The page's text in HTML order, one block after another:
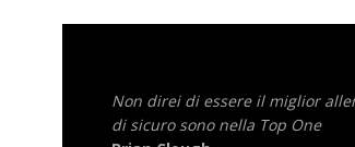
Non direi di essere il miglior
di sicuro sono nella Top One